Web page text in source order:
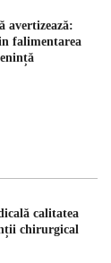
avertizează:
falimentarea
calitatea
chirurgical